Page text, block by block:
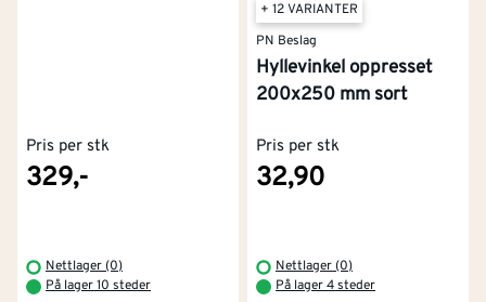
Pris per stk
329,-
Nettlager (0)
På lager 10 steder
+ 12 VARIANTER
PN Beslag
Hyllevinkel oppresset
200x250 mm sort
Pris per stk
32,90
Nettlager (0)
På lager 4 steder
Om Montér